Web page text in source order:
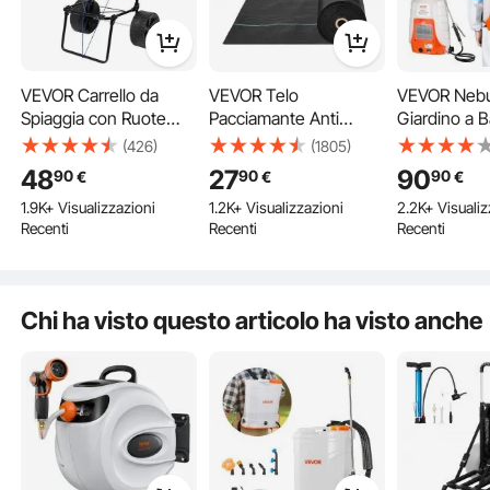
Costruzione robusta
Facile da usare
Altezza regolabile
VEVOR Carrello da
Spiaggia con Ruote
Grandi Per Sabbia,
Vassoio di Carico 380 x
386 mm, Carrello Da
Trasporto Pieghevole
Ruote PE Piene 254
(426)
4890€
1.9K+ Visualizzazioni
Recenti
VEVOR Telo
Pacciamante Anti
Erbacce 1x50 m
Geotessile Tessuto
Anti-Ricrescita delle
Erbacce Sotto Ghiaia
100 g/m², Telo PP
Copertura Terreno
(1805)
2790€
1.2K+ Visualizzazioni
Recenti
VEVOR
Giardino a
Spalla
Ugelli
Pezzi con
per
Orto Serra
9090€
2.2K+
Recenti
Chi ha visto questo articolo ha visto anche